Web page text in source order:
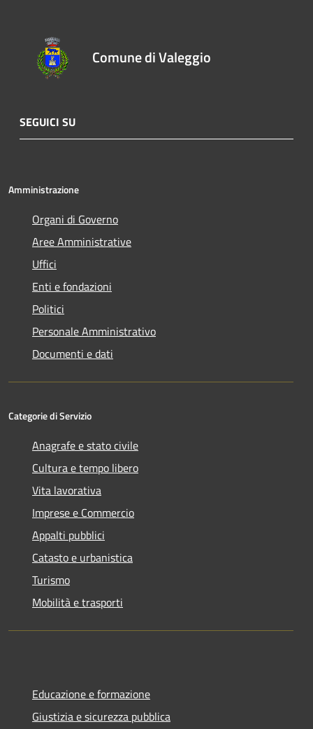
Comune di Valeggio
SEGUICI SU
Amministrazione
Organi di Governo
Aree Amministrative
Uffici
Enti e fondazioni
Politici
Personale Amministrativo
Documenti e dati
Categorie di Servizio
Anagrafe e stato civile
Cultura e tempo libero
Vita lavorativa
Imprese e Commercio
Appalti pubblici
Catasto e urbanistica
Turismo
Mobilità e trasporti
Educazione e formazione
Giustizia e sicurezza pubblica